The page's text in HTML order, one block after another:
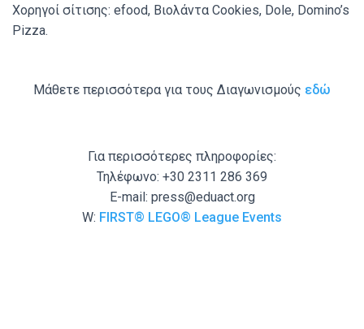
Χορηγοί σίτισης: efood, Βιολάντα Cookies, Dole, Domino’s
Pizza.
Μάθετε περισσότερα για τους Διαγωνισμούς εδώ
Για περισσότερες πληροφορίες:
Τηλέφωνο: +30 2311 286 369
E-mail: press@eduact.org
W: FIRST® LEGO® League Εvents